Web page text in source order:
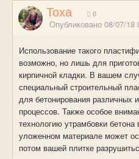
Тоха 0
Опубликовано 08/07/18
Использование такого
возможно, но лишь для
кирпичной кладки. В вашем
специальный строительный
для бетонирования различных
процессов. Также особое
технологию утрамбовки
уложенном материале может
потом вашей плитке